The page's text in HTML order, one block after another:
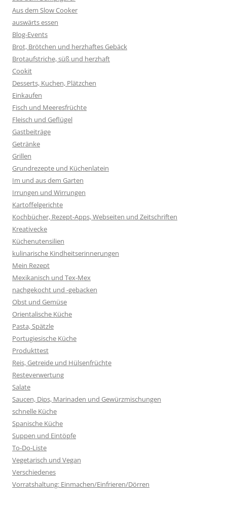
Aus dem Slow Cooker
auswärts essen
Blog-Events
Brot, Brötchen und herzhaftes Gebäck
Brotaufstriche, süß und herzhaft
Cookit
Desserts, Kuchen, Plätzchen
Einkaufen
Fisch und Meeresfrüchte
Fleisch und Geflügel
Gastbeiträge
Getränke
Grillen
Grundrezepte und Küchenlatein
Im und aus dem Garten
Irrungen und Wirrungen
Kartoffelgerichte
Kochbücher, Rezept-Apps, Webseiten und Zeitschriften
Kreativecke
Küchenutensilien
kulinarische Kindheitserinnerungen
Mein Rezept
Mexikanisch und Tex-Mex
nachgekocht und -gebacken
Obst und Gemüse
Orientalische Küche
Pasta, Spätzle
Portugiesische Küche
Produkttest
Reis, Getreide und Hülsenfrüchte
Resteverwertung
Salate
Saucen, Dips, Marinaden und Gewürzmischungen
schnelle Küche
Spanische Küche
Suppen und Eintöpfe
To-Do-Liste
Vegetarisch und Vegan
Verschiedenes
Vorratshaltung: Einmachen/Einfrieren/Dörren